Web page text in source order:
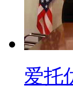
爱托